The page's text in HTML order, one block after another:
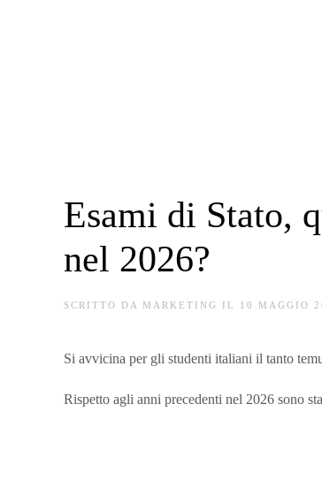
Esami di Stato,
nel 2026?
SCRITTO DA MARKETING IL 10 MAGGIO
Si avvicina per gli studenti italiani il tanto
Rispetto agli anni precedenti nel 2026 sono